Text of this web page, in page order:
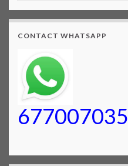
CONTACT WHATSAPP
677007035